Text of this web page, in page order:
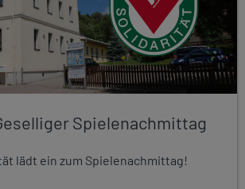
Spielenachmittag
lädt ein zum Spielenachmittag!